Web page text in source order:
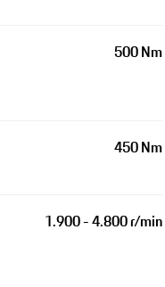
500 Nm
450 Nm
1.900 - 4.800 r/min